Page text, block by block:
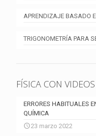
APRENDIZAJE BASADO
TRIGONOMETRÍA PARA
FÍSICA CON
ERRORES HABITUALES
QUÍMICA
23 marzo 2022